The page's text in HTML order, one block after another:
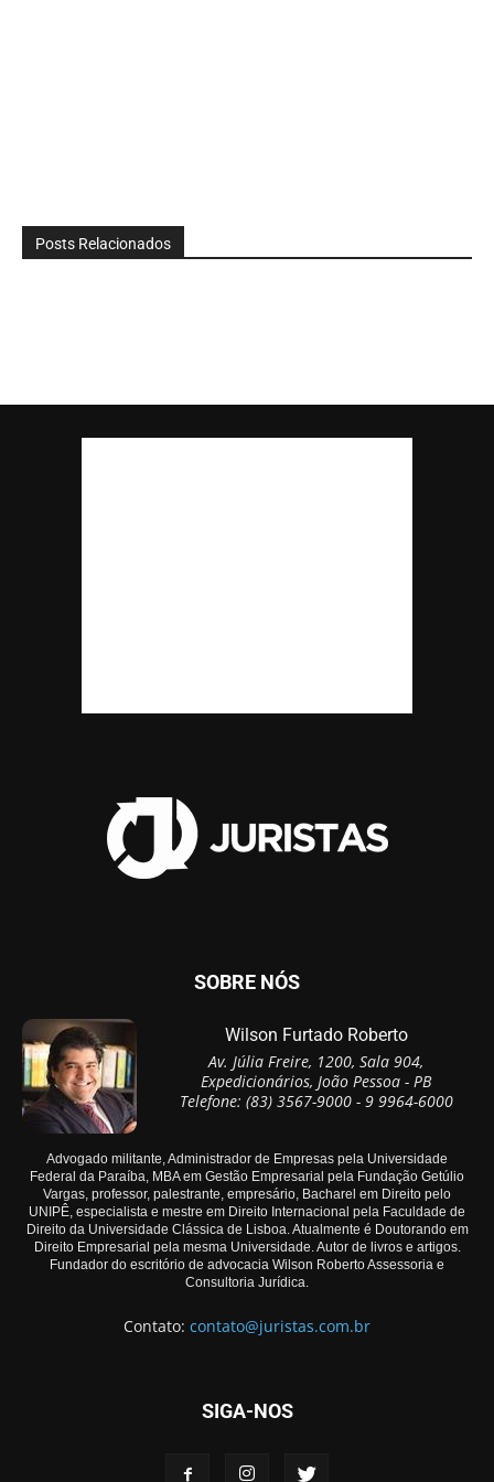
Posts Relacionados
SOBRE NÓS
Wilson Furtado Roberto
Av. Júlia Freire, 1200, Sala 904,
Expedicionários, João Pessoa - PB
Telefone: (83) 3567-9000 - 9 9964-6000
Advogado militante, Administrador de Empresas pela Universidade
Federal da Paraíba, MBA em Gestão Empresarial pela Fundação Getúlio
Vargas, professor, palestrante, empresário, Bacharel em Direito pelo
UNIPÊ, especialista e mestre em Direito Internacional pela Faculdade de
Direito da Universidade Clássica de Lisboa. Atualmente é Doutorando em
Direito Empresarial pela mesma Universidade. Autor de livros e artigos.
Fundador do escritório de advocacia Wilson Roberto Assessoria e
Consultoria Jurídica.
Contato: contato@juristas.com.br
SIGA-NOS